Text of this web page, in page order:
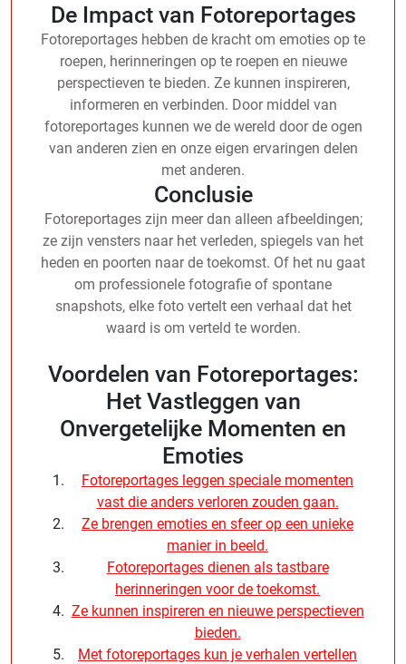
De Impact van Fotoreportages
Fotoreportages hebben de kracht om emoties op te
roepen, herinneringen op te roepen en nieuwe
perspectieven te bieden. Ze kunnen inspireren,
informeren en verbinden. Door middel van
fotoreportages kunnen we de wereld door de ogen
van anderen zien en onze eigen ervaringen delen
met anderen.
Conclusie
Fotoreportages zijn meer dan alleen afbeeldingen;
ze zijn vensters naar het verleden, spiegels van het
heden en poorten naar de toekomst. Of het nu gaat
om professionele fotografie of spontane
snapshots, elke foto vertelt een verhaal dat het
waard is om verteld te worden.
Voordelen van Fotoreportages:
Het Vastleggen van
Onvergetelijke Momenten en
Emoties
Fotoreportages leggen speciale momenten
vast die anders verloren zouden gaan.
Ze brengen emoties en sfeer op een unieke
manier in beeld.
Fotoreportages dienen als tastbare
herinneringen voor de toekomst.
Ze kunnen inspireren en nieuwe perspectieven
bieden.
Met fotoreportages kun je verhalen vertellen